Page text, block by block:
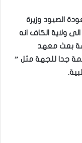
05 جويلية 2021 الفة بنعودة الصيود وزيرة
ولاية الكاف انه
بعث معهد
جدا للجهة مثل ”